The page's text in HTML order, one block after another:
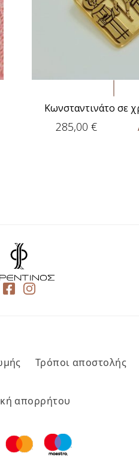
Κωνσταντινάτο σε
285,00 €
Τρόποι αποστολής
απορρήτου